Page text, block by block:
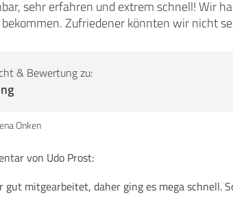
sehr erfahren und extrem schnell! Wir
Zufriedener könnten wir nicht
& Bewertung zu:
Onken
von Udo Prost:
gut mitgearbeitet, daher ging es mega schnell.